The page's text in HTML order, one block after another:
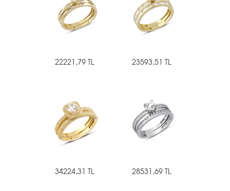
22221,79 TL 23593,51 TL
34224,31 TL 28531,69 TL